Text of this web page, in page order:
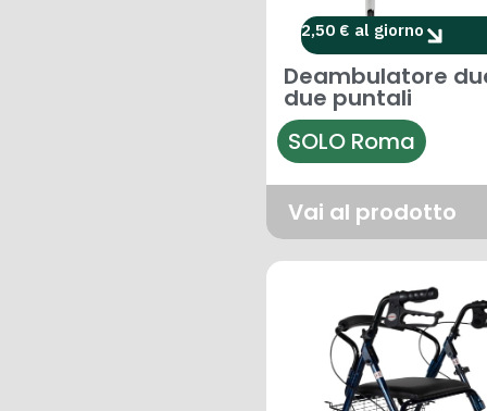
2,50 € al giorno
Deambulatore
due puntali
SOLO Roma
Vai al prodotto